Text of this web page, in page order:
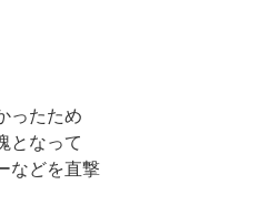
ったため
となって
などを直撃